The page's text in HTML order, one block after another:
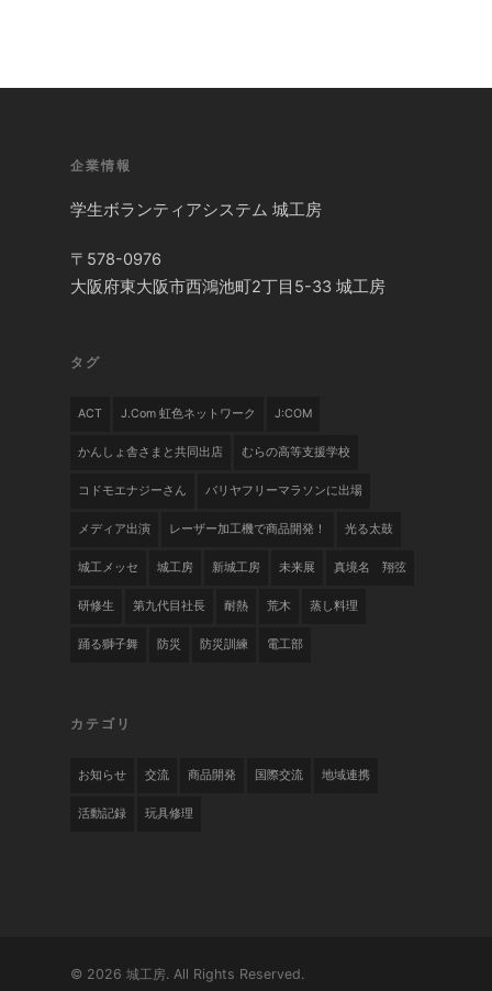
企業情報
学生ボランティアシステム 城工房
〒578-0976
大阪府東大阪市西鴻池町2丁目5-33 城工房
タグ
ACT J.com 虹色ネットワーク J:COM
かんしょ舎さまと共同出店 むらの高等支援学校
コドモエナジーさん バリヤフリーマラソンに出場
メディア出演 レーザー加工機で商品開発！ 光る太鼓
城工メッセ 城工房 新城工房 未来展 真境名 翔弦
研修生 第九代目社長 耐熱 荒木 蒸し料理
踊る獅子舞 防災 防災訓練 電工部
カテゴリ
お知らせ 交流 商品開発 国際交流 地域連携
活動記録 玩具修理
© 2026 城工房. All Rights Reserved.